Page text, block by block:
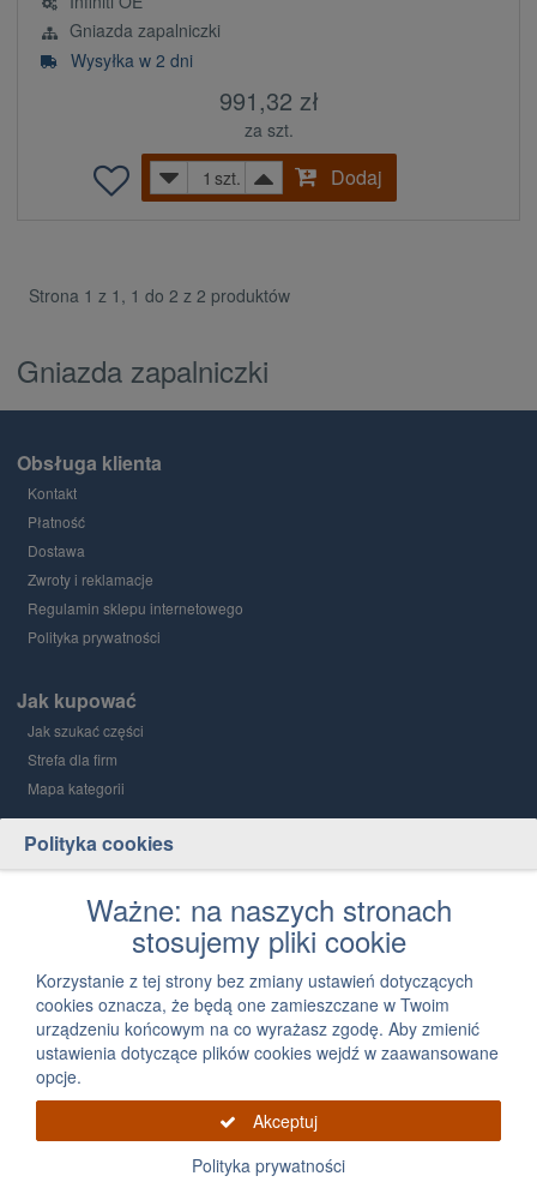
Gniazda zapalniczki
Wysyłka w 2 dni
991,32 zł
za szt.
szt.
Dodaj
Strona 1 z 1, 1 do 2 z 2 produktów
Gniazda zapalniczki
Polityka cookies
Ważne: na naszych stronach
stosujemy pliki cookie
Korzystanie z tej strony bez zmiany ustawień dotyczących
cookies oznacza, że będą one zamieszczane w Twoim
urządzeniu końcowym na co wyrażasz zgodę. Aby zmienić
ustawienia dotyczące plików cookies wejdź w zaawansowane
opcje.
Akceptuj
Polityka prywatności
Obsługa klienta
Kontakt
Płatność
Dostawa
Zwroty i reklamacje
Regulamin sklepu internetowego
Polityka prywatności
Jak kupować
Jak szukać części
Strefa dla firm
Mapa kategorii
Grupa PGD i Holding 1
12 300 03 05
Napisz, jak możemy Ci pomóc